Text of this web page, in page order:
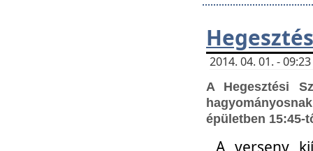
2014. 04. 01. -
A Hegesztési
épületben 15:45-
A verseny